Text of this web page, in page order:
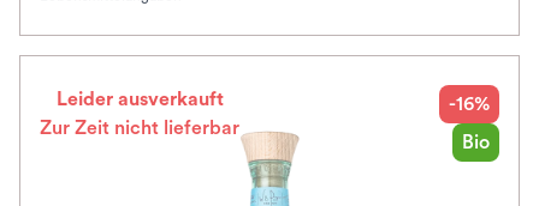
Leider ausverkauft
Zur Zeit nicht lieferbar
-16%
Bio